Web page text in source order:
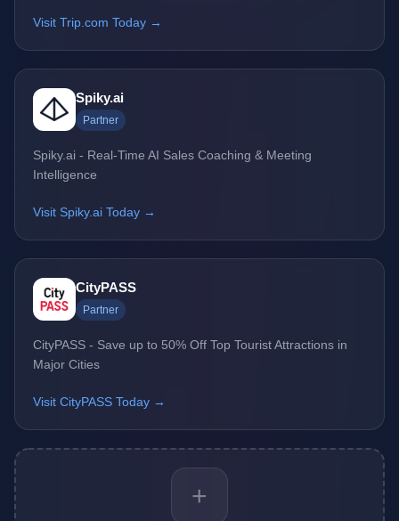
Visit Trip.com Today →
Spiky.ai
Partner
Spiky.ai - Real-Time AI Sales Coaching & Meeting
Intelligence
Visit Spiky.ai Today →
CityPASS
Partner
CityPASS - Save up to 50% Off Top Tourist Attractions in
Major Cities
Visit CityPASS Today →
+